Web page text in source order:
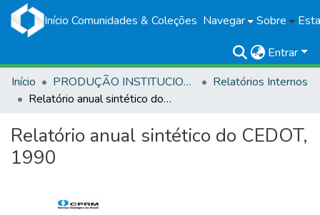
Início Comunidades & Coleções Navegar Sobre
Entrar
Início
PRODUÇÃO INSTITUCIONAL
Relatórios Internos
Relatório anual sintético do CEDOT, 1990
Relatório anual sintético do CEDOT,
1990